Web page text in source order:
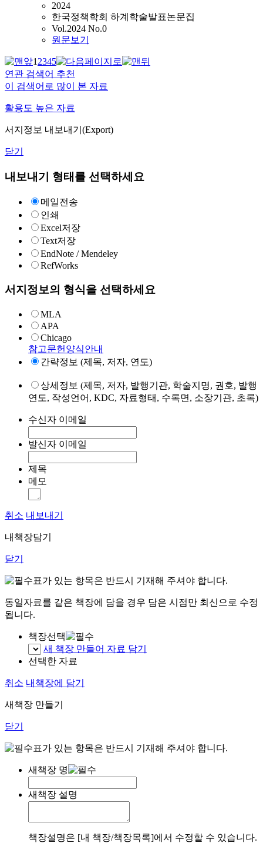
2024
한국정책학회 하계학술발표논문집
Vol.2024 No.0
원문보기
12345
연관 검색어 추천
이 검색어로 많이 본 자료
활용도 높은 자료
서지정보 내보내기(Export)
닫기
내보내기 형태를 선택하세요
메일전송
인쇄
Excel저장
Text저장
EndNote / Mendeley
RefWorks
서지정보의 형식을 선택하세요
MLA
APA
Chicago
참고문헌양식안내
간략정보 (제목, 저자, 연도)
상세정보 (제목, 저자, 발행기관, 학술지명, 권호, 발행
연도, 작성언어, KDC, 자료형태, 수록면, 소장기관, 초록)
수신자 이메일
발신자 이메일
제목
메모
취소 내보내기
내책장담기
닫기
표가 있는 항목은 반드시 기재해 주셔야 합니다.
동일자료를 같은 책장에 담을 경우 담은 시점만 최신으로 수정
됩니다.
책장선택
새 책장 만들어 자료 담기
선택한 자료
취소 내책장에 담기
새책장 만들기
닫기
표가 있는 항목은 반드시 기재해 주셔야 합니다.
새책장 명
새책장 설명
책장설명은 [내 책장/책장목록]에서 수정할 수 있습니다.